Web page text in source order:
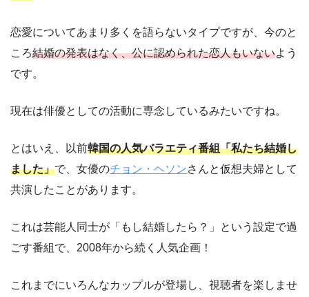
恋愛についてあまり多くを語らないタイプですが、今のと
ころ結婚の発表はなく、公に認められた恋人もいないよう
です。
現在は俳優としての活動に専念しているみたいですね。
とはいえ、以前韓国の人気バラエティ番組「私たち結婚し
ました」で、女優のチョン・ヘソンさんと仮想夫婦として
共演したことがあります。
これは芸能人同士が「もし結婚したら？」という設定で過
ごす番組で、2008年から続く人気企画！
これまでにいろんなカップルが登場し、視聴者を楽しませ